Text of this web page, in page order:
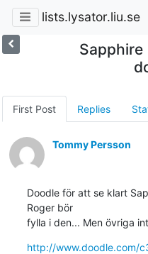
lists.lysator.liu.se
Sapphire
First Post Replies
Tommy Persson
Doodle för att se klart
Roger bör
fylla i den... Men övriga
http://www.doodle.com/